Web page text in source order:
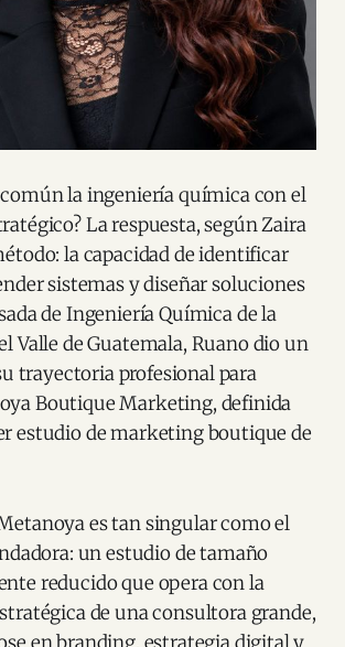
común la ingeniería química con el
La respuesta, según Zaira
la capacidad de identificar
sistemas y diseñar soluciones
de Ingeniería Química de la
Valle de Guatemala, Ruano dio un
trayectoria profesional para
Boutique Marketing, definida
estudio de marketing boutique de
es tan singular como el
un estudio de tamaño
reducido que opera con la
de una consultora grande,